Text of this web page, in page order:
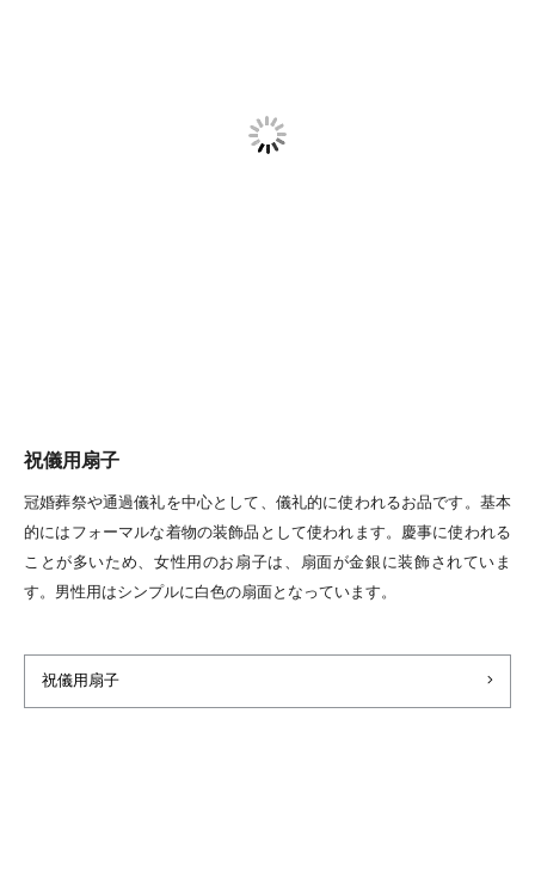
祝儀用扇子
冠婚葬祭や通過儀礼を中心として、儀礼的に使われるお品です。基本
的にはフォーマルな着物の装飾品として使われます。慶事に使われる
ことが多いため、女性用のお扇子は、扇面が金銀に装飾されていま
す。男性用はシンプルに白色の扇面となっています。
祝儀用扇子